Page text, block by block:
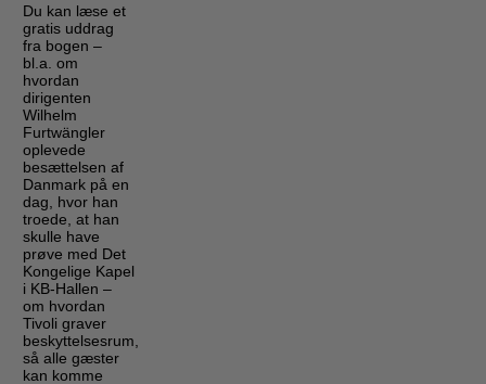
Du kan læse et
gratis uddrag
fra bogen –
bl.a. om
hvordan
dirigenten
Wilhelm
Furtwängler
oplevede
besættelsen af
Danmark på en
dag, hvor han
troede, at han
skulle have
prøve med Det
Kongelige Kapel
i KB-Hallen –
om hvordan
Tivoli graver
beskyttelsesrum,
så alle gæster
kan komme